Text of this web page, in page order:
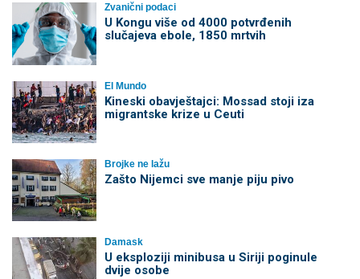
Zvanični podaci
U Kongu više od 4000 potvrđenih
slučajeva ebole, 1850 mrtvih
El Mundo
Kineski obavještajci: Mossad stoji iza
migrantske krize u Ceuti
Brojke ne lažu
Zašto Nijemci sve manje piju pivo
Damask
U eksploziji minibusa u Siriji poginule
dvije osobe